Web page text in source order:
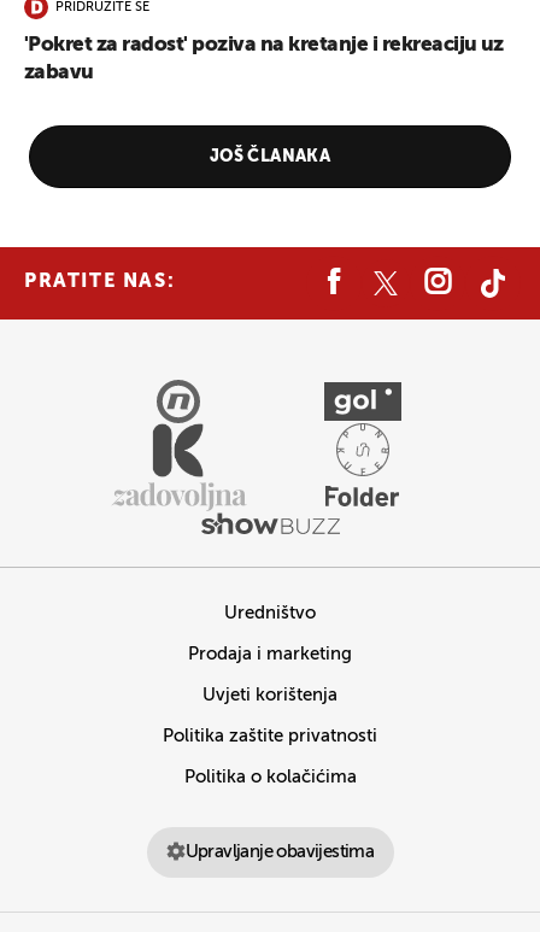
PRIDRUŽITE SE
'Pokret za radost' poziva na kretanje i rekreaciju uz
zabavu
JOŠ ČLANAKA
PRATITE NAS:
Uredništvo
Prodaja i marketing
Uvjeti korištenja
Politika zaštite privatnosti
Politika o kolačićima
Upravljanje obavijestima